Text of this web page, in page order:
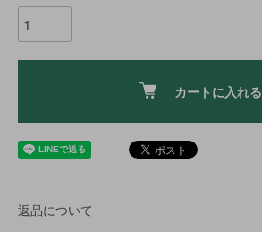
カートに入れる
返品について